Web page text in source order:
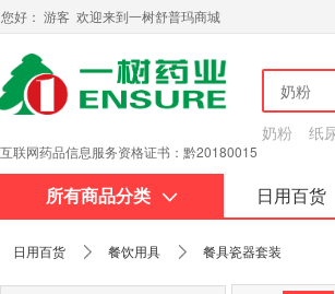
您好： 游客 欢迎来到一树舒普玛商城
互联网药品信息服务资格证书：黔20180015
奶粉 纸
所有商品分类 日用百货
日用百货 餐饮用具 餐具瓷器套装